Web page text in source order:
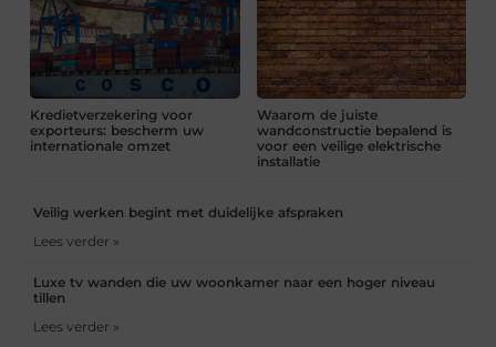
Kredietverzekering voor
exporteurs: bescherm uw
internationale omzet
Waarom de juiste
wandconstructie bepalend is
voor een veilige elektrische
installatie
Veilig werken begint met duidelijke afspraken
Lees verder »
Luxe tv wanden die uw woonkamer naar een hoger niveau
tillen
Lees verder »